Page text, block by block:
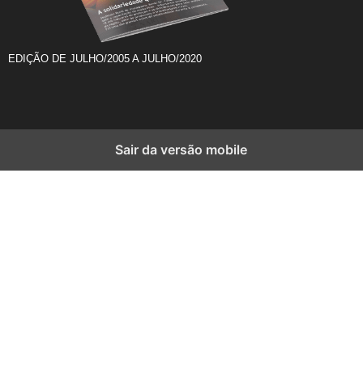
EDIÇÃO DE JULHO/2005 A JULHO/2020
Sair da versão mobile